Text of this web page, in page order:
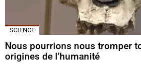
SCIENCE
Nous pourrions nous tromper
origines de l’humanité